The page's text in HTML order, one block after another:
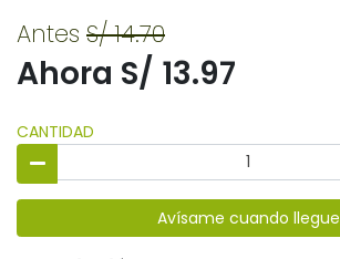
Antes S/ 14.70
Ahora S/ 13.97
CANTIDAD
Avísame cuando llegue